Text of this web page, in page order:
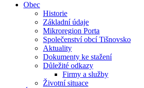
Obec
Historie
Základní údaje
Mikroregion Porta
Společenství obcí Tišnovsko
Aktuality
Dokumenty ke stažení
Důležité odkazy
Firmy a služby
Životní situace